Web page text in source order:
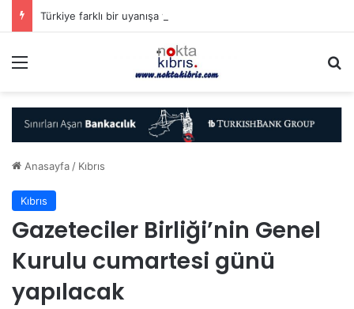
Türkiye farklı bir uyanışa yöneliyor (mu?)
Anasayfa / Kıbrıs
Kıbrıs
Gazeteciler Birliği’nin Genel
Kurulu cumartesi günü
yapılacak